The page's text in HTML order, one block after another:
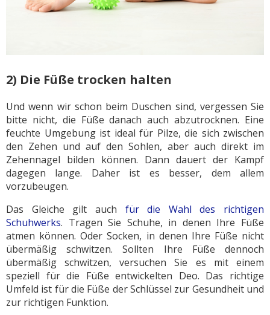
2) Die Füße trocken halten
Und wenn wir schon beim Duschen sind, vergessen Sie
bitte nicht, die Füße danach auch abzutrocknen. Eine
feuchte Umgebung ist ideal für Pilze, die sich zwischen
den Zehen und auf den Sohlen, aber auch direkt im
Zehennagel bilden können. Dann dauert der Kampf
dagegen lange. Daher ist es besser, dem allem
vorzubeugen.
Das Gleiche gilt auch für die Wahl des richtigen
Schuhwerks. Tragen Sie Schuhe, in denen Ihre Füße
atmen können. Oder Socken, in denen Ihre Füße nicht
übermäßig schwitzen. Sollten Ihre Füße dennoch
übermäßig schwitzen, versuchen Sie es mit einem
speziell für die Füße entwickelten Deo. Das richtige
Umfeld ist für die Füße der Schlüssel zur Gesundheit und
zur richtigen Funktion.